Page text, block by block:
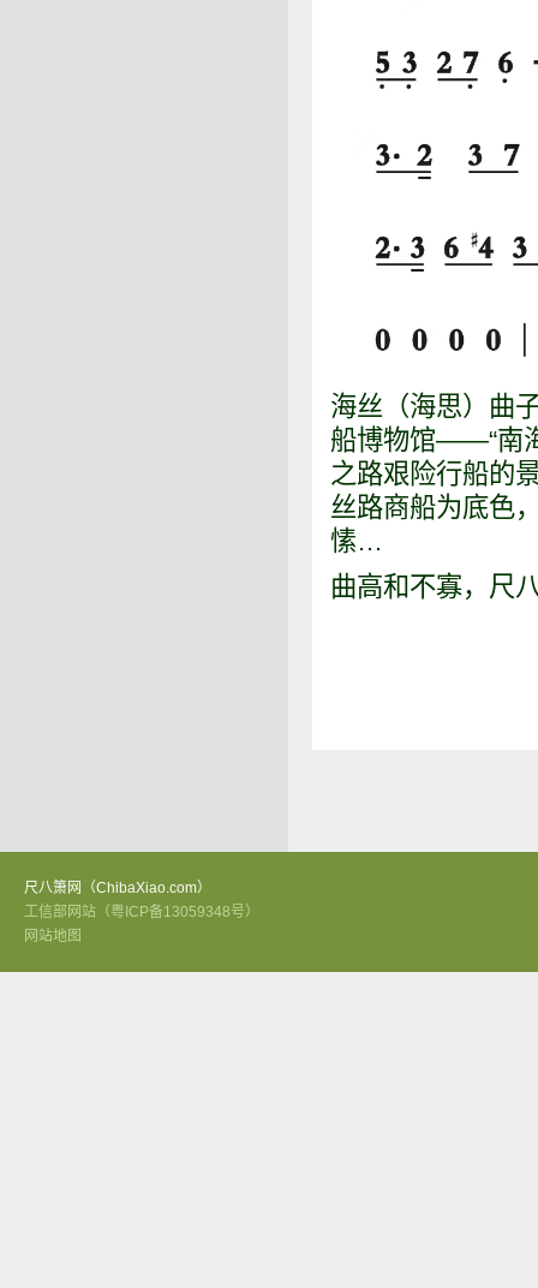
海丝（海思）曲
船博物馆——“南
之路艰险行船的
丝路商船为底色
愫…
曲高和不寡，尺
尺八箫网（ChibaXiao.com）
工信部网站（粤ICP备13059348号）
网站地图